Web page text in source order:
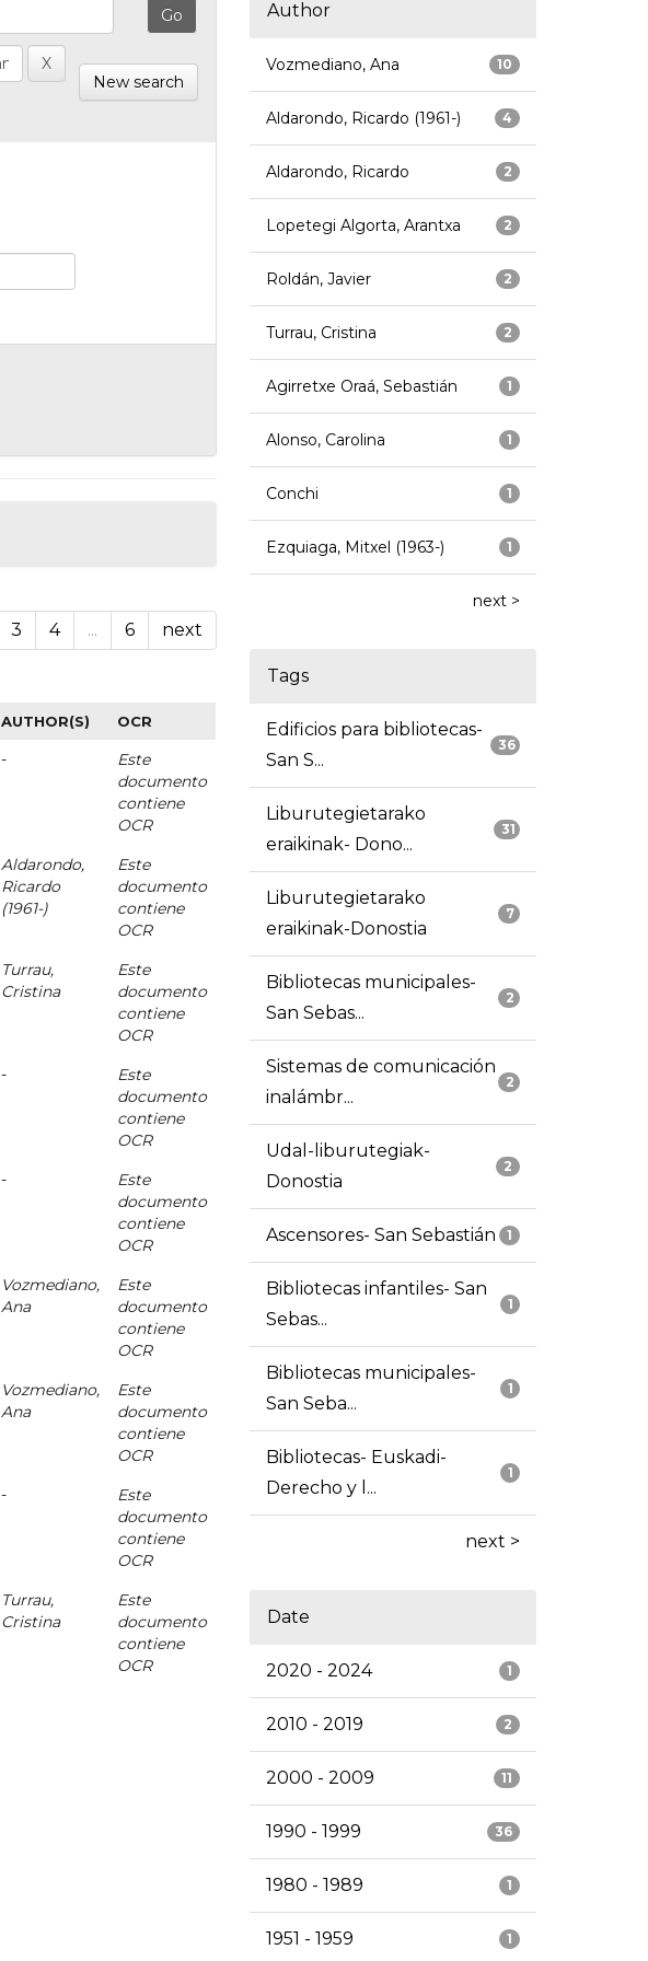
New search
3 4 ... 6 next
AUTHOR(S) OCR
-
Este
documento
contiene
OCR
Aldarondo,
Ricardo
(1961-)
Este
documento
contiene
OCR
Turrau,
Cristina
Este
documento
contiene
OCR
-
Este
documento
contiene
OCR
-
Este
documento
contiene
OCR
Vozmediano,
Ana
Este
documento
contiene
OCR
Vozmediano,
Ana
Este
documento
contiene
OCR
-
Este
documento
contiene
OCR
Turrau,
Cristina
Este
documento
contiene
OCR
Author
10
Vozmediano, Ana
4
Aldarondo, Ricardo (1961-)
2
Aldarondo, Ricardo
2
Lopetegi Algorta, Arantxa
2
Roldán, Javier
2
Turrau, Cristina
1
Agirretxe Oraá, Sebastián
1
Alonso, Carolina
1
Conchi
1
Ezquiaga, Mitxel (1963-)
next >
Tags
36
Edificios para bibliotecas-
San S...
31
Liburutegietarako
eraikinak- Dono...
7
Liburutegietarako
eraikinak-Donostia
2
Bibliotecas municipales-
San Sebas...
2
Sistemas de comunicación
inalámbr...
2
Udal-liburutegiak-
Donostia
1
Ascensores- San Sebastián
1
Bibliotecas infantiles- San
Sebas...
1
Bibliotecas municipales-
San Seba...
1
Bibliotecas- Euskadi-
Derecho y l...
next >
Date
1
2020 - 2024
2
2010 - 2019
11
2000 - 2009
36
1990 - 1999
1
1980 - 1989
1
1951 - 1959